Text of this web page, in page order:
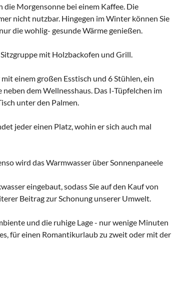
die Morgensonne bei einem Kaffee. Die
nicht nutzbar. Hingegen im Winter können Sie
die wohlig- gesunde Wärme genießen.
mit Holzbackofen und Grill.
einem großen Esstisch und 6 Stühlen, ein
dem Wellnesshaus. Das I-Tüpfelchen im
unter den Palmen.
jeder einen Platz, wohin er sich auch mal
wird das Warmwasser über Sonnenpaneele
eingebaut, sodass Sie auf den Kauf von
Beitrag zur Schonung unserer Umwelt.
und die ruhige Lage - nur wenige Minuten
für einen Romantikurlaub zu zweit oder mit der